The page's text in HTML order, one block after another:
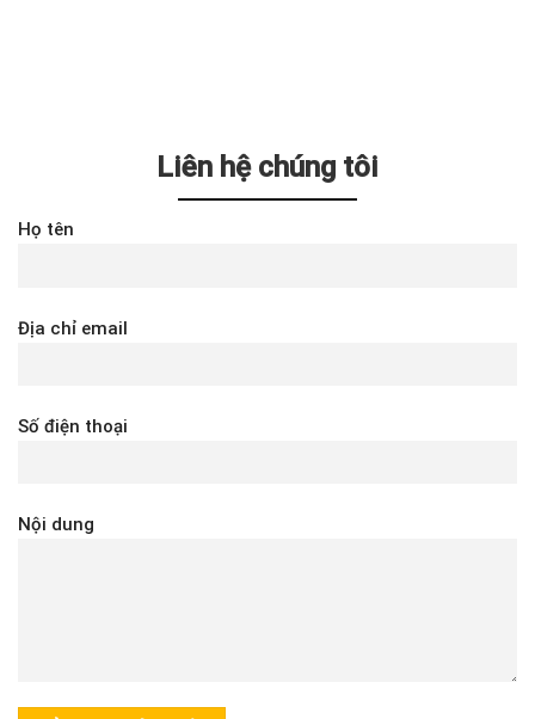
Liên hệ chúng tôi
Họ tên
Địa chỉ email
Số điện thoại
Nội dung